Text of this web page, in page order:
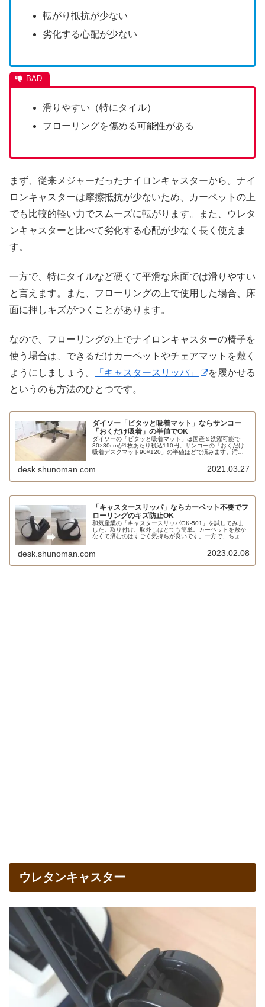
転がり抵抗が少ない
劣化する心配が少ない
滑りやすい（特にタイル）
フローリングを傷める可能性がある
まず、従来メジャーだったナイロンキャスターから。ナイ
ロンキャスターは摩擦抵抗が少ないため、カーペットの上
でも比較的軽い力でスムーズに転がります。また、ウレタ
ンキャスターと比べて劣化する心配が少なく長く使えま
す。
一方で、特にタイルなど硬くて平滑な床面では滑りやすい
と言えます。また、フローリングの上で使用した場合、床
面に押しキズがつくことがあります。
なので、フローリングの上でナイロンキャスターの椅子を
使う場合は、できるだけカーペットやチェアマットを敷く
ようにしましょう。
「キャスタースリッパ」
を履かせる
というのも方法のひとつです。
ダイソー「ピタッと吸着マット」ならサンコー
「おくだけ吸着」の半値でOK
ダイソーの「ピタッと吸着マット」は国産＆洗濯可能で
30×30cmが1枚あたり税込110円。サンコーの「おくだけ
吸着デスクマット90×120」の半値ほどで済みます。汚れ
ったりズレるようになりました。耐久性については良し悪
しですね。
desk.shunoman.com 2021.03.27
「キャスタースリッパ」ならカーペット不要でフ
ローリングのキズ防止OK
和気産業の「キャスタースリッパGK-501」を試してみま
した。取り付け、取外しはとても簡単。カーペットを敷か
なくて済むのはすごく気持ちが良いです。一方で、ちょっ
す。コイズミファニテックや浜本工芸の回転チェアにも使
えます。
desk.shunoman.com 2023.02.08
ウレタンキャスター